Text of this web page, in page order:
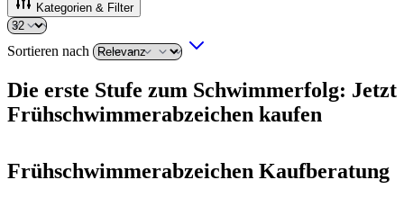
Kategorien & Filter
Sortieren nach
Die erste Stufe zum Schwimmerfolg: Jetzt
Frühschwimmerabzeichen kaufen
Frühschwimmerabzeichen Kaufberatung